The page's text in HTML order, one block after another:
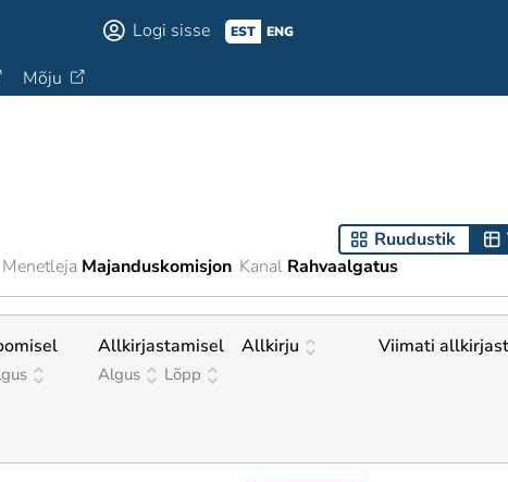
Logi sisse EST ENG
Mõju
Ruudustik
Menetleja Majanduskomisjon Kanal Rahvaalgatus
Allkirjastamisel
Algus Lõpp
Allkirju Viimati